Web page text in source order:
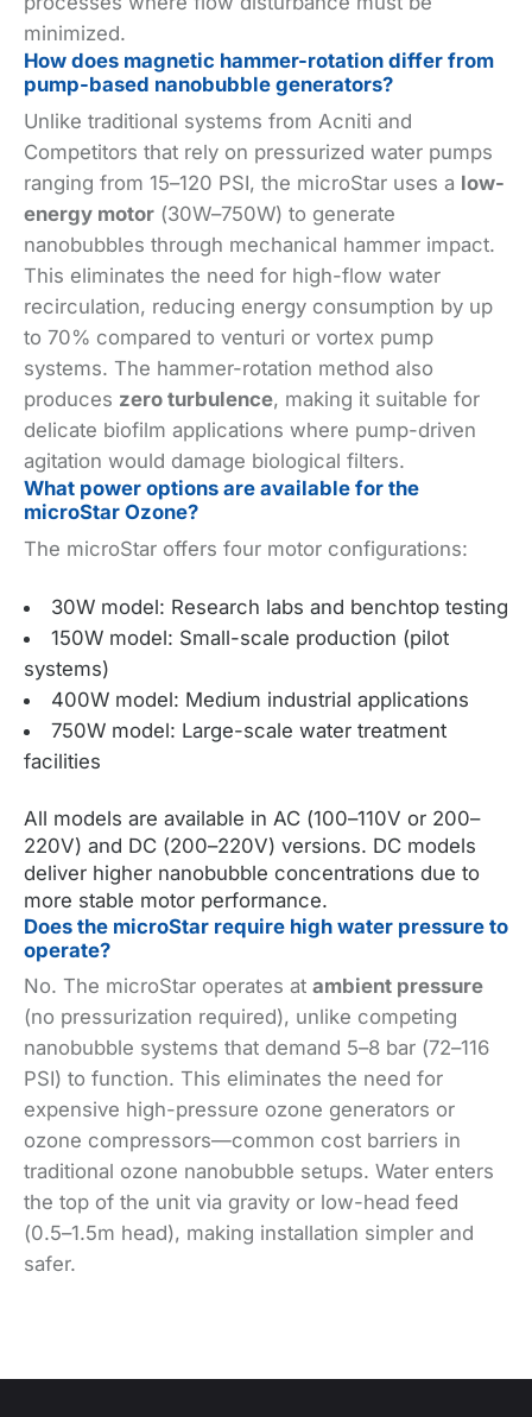
minimized.
How does magnetic hammer-rotation differ from
pump-based nanobubble generators?
Unlike traditional systems from Acniti and
Competitors that rely on pressurized water pumps
ranging from 15–120 PSI, the microStar uses a low-
energy motor (30W–750W) to generate
nanobubbles through mechanical hammer impact.
This eliminates the need for high-flow water
recirculation, reducing energy consumption by up
to 70% compared to venturi or vortex pump
systems. The hammer-rotation method also
produces zero turbulence, making it suitable for
delicate biofilm applications where pump-driven
agitation would damage biological filters.
What power options are available for the
microStar Ozone?
The microStar offers four motor configurations: ​
30W model: Research labs and benchtop testing
150W model: Small-scale production (pilot
systems)
400W model: Medium industrial applications
750W model: Large-scale water treatment
facilities
All models are available in AC (100–110V or 200–
220V) and DC (200–220V) versions. DC models
deliver higher nanobubble concentrations due to
more stable motor performance.
Does the microStar require high water pressure to
operate?
No. The microStar operates at ambient pressure
(no pressurization required), unlike competing
nanobubble systems that demand 5–8 bar (72–116
PSI) to function. This eliminates the need for
expensive high-pressure ozone generators or
ozone compressors—common cost barriers in
traditional ozone nanobubble setups. Water enters
the top of the unit via gravity or low-head feed
(0.5–1.5m head), making installation simpler and
safer.